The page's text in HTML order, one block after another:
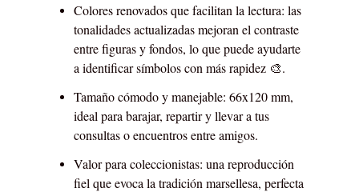
Colores renovados que facilitan la lectura: las
tonalidades actualizadas mejoran el contraste
entre figuras y fondos, lo que puede ayudarte
a identificar símbolos con más rapidez 🎨.
Tamaño cómodo y manejable: 66x120 mm,
ideal para barajar, repartir y llevar a tus
consultas o encuentros entre amigos.
Valor para coleccionistas: una reproducción
fiel que evoca la tradición marsellesa, perfecta